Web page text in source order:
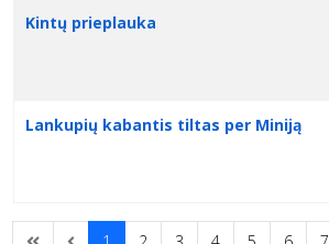
Kintų prieplauka
Lankupių kabantis tiltas per Miniją